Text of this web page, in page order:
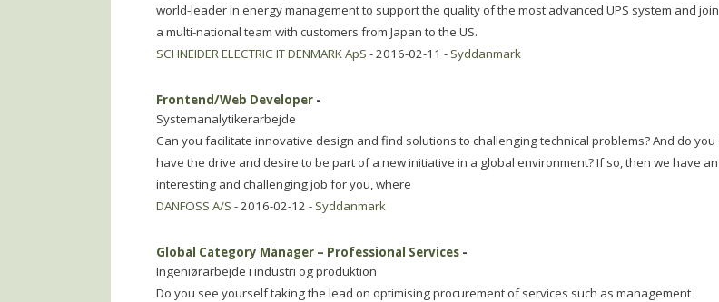
world-leader in energy management to support the quality of the most advanced UPS system and join
a multi-national team with customers from Japan to the US.
SCHNEIDER ELECTRIC IT DENMARK ApS - 2016-02-11 - Syddanmark
Frontend/Web Developer -
Systemanalytikerarbejde
Can you facilitate innovative design and find solutions to challenging technical problems? And do you
have the drive and desire to be part of a new initiative in a global environment? If so, then we have an
interesting and challenging job for you, where
DANFOSS A/S - 2016-02-12 - Syddanmark
Global Category Manager – Professional Services -
Ingeniørarbejde i industri og produktion
Do you see yourself taking the lead on optimising procurement of services such as management